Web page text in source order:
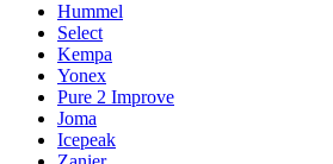
Hummel
Select
Kempa
Yonex
Pure 2 Improve
Joma
Icepeak